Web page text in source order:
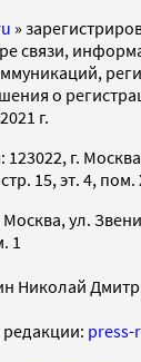
»
связи,
о
г.
г.
15, эт. 4, пом.
ул.
1
Николай
press-